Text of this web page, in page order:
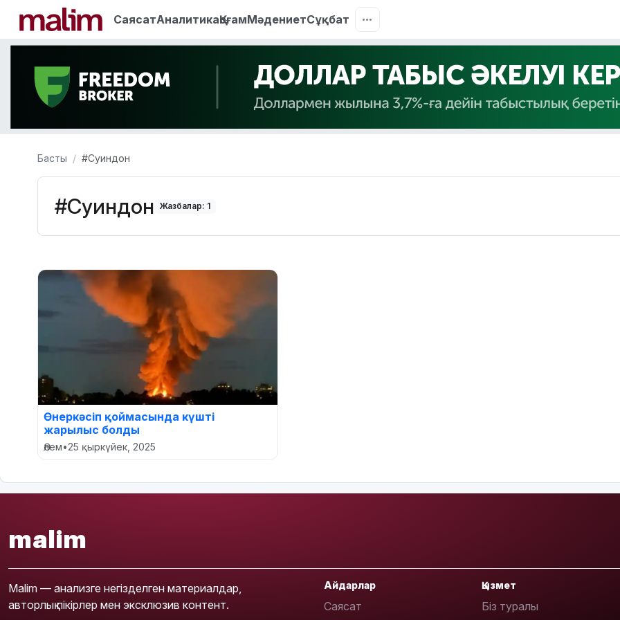
СаясатАналитикаҚоғамМәдениетСұқбат
Басты #Суиндон
#Суиндон Жазбалар: 1
Өнеркәсіп қоймасында күшті
жарылыс болды
Әлем•25 қыркүйек, 2025
malim
Malim — анализге негізделген материалдар,
авторлық пікірлер мен эксклюзив контент.
Айдарлар
Саясат
Қызмет
Біз туралы